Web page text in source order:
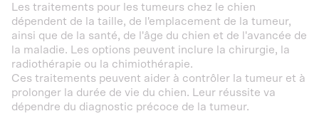
Les traitements pour les tumeurs chez le chien
dépendent de la taille, de l'emplacement de la tumeur,
ainsi que de la santé, de l'âge du chien et de l'avancée de
la maladie. Les options peuvent inclure la chirurgie, la
radiothérapie ou la chimiothérapie.
Ces traitements peuvent aider à contrôler la tumeur et à
prolonger la durée de vie du chien. Leur réussite va
dépendre du diagnostic précoce de la tumeur.